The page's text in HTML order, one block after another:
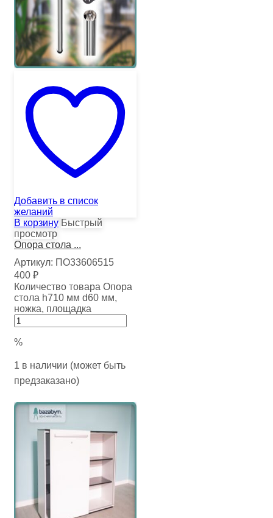
Добавить в список
желаний
В корзину Быстрый
просмотр
Опора стола ...
Артикул: ПО33606515
400 ₽
Количество товара Опора
стола h710 мм d60 мм,
ножка, площадка
%
1 в наличии (может быть
предзаказано)